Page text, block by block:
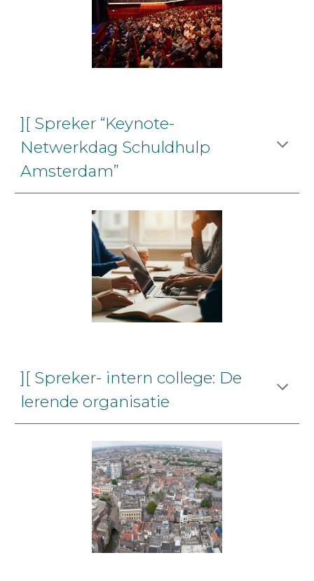
][ Spreker “Keynote-
Netwerkdag Schuldhulp
Amsterdam”
][ Spreker- intern college: De
lerende organisatie